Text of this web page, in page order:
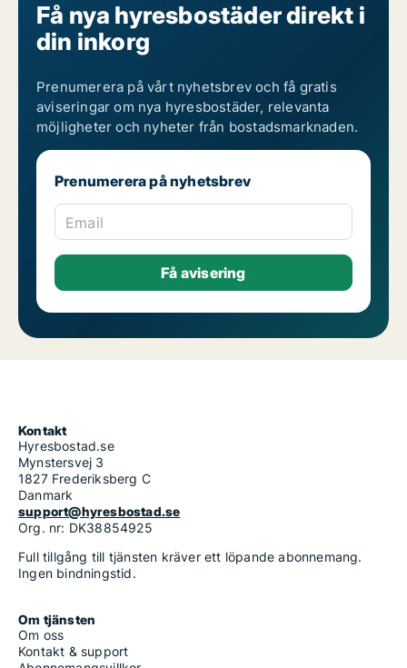
Få nya hyresbostäder direkt i
din inkorg
Prenumerera på vårt nyhetsbrev och få gratis
aviseringar om nya hyresbostäder, relevanta
möjligheter och nyheter från bostadsmarknaden.
Prenumerera på nyhetsbrev
Email
Kontakt
Hyresbostad.se
Mynstersvej 3
1827 Frederiksberg C
Danmark
support@hyresbostad.se
Org. nr: DK38854925
Full tillgång till tjänsten kräver ett löpande abonnemang.
Ingen bindningstid.
Om tjänsten
Om oss
Kontakt & support